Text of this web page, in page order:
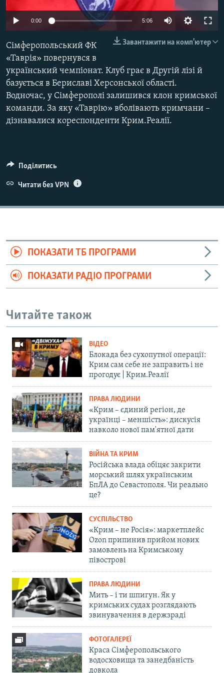
ВІДЕОУРОКИ «ELIFBE»
УКРАЇНСЬКА ПРОБЛЕМА КРИМУ
ІНФОГРАФІКА
Русский
ДОЛУЧАЙСЯ!
Усі сайти RFE/RL
0:00 5:06
Завантажити на комп'ютер
Сімферопольський ФК
«Таврія» повернувся в
український чемпіонат. Клуб грає в Другій лізі й
базується в Бериславі Херсонської області.
Водночас, у Сімферополі залишився клон кримської
команди. За яку «Таврію» вболівають кримчани –
дізнавалися кореспонденти Крим.Реалії.
Поділитись
Читати без VPN
ПОКАЗАТИ ТБ ПРОГРАМИ
ПОКАЗАТИ РАДІО ПРОГРАМИ
Читайте також
ВІДЕО
Блокада без сухопутної операції:
Крим сам себе не заправить і не
прогодує | Крим.Реалії
ПРАВА ЛЮДИНИ
«Крим – єдиний регіон, де
українці – меншість»: дискусія
навколо нової пам'ятної дати
ВІЙНА ТА КРИМ
Російська влада обіцяє закрити
морський шлях українським
БпЛА до Севастополя. Чи реально
це?
СУСПІЛЬСТВО
«Крим – не Росія»: маркетплейс
Ozon припинив прийом нових
замовлень на Кримському
півострові
ПРАВА ЛЮДИНИ
Мить – і ти шпигун. Як у
кримських судах розглядають
звинувачення в держзраді
ФОТОГАЛЕРЕЇ
Краса Сімферопольського
водосховища та занедбаність
довкола